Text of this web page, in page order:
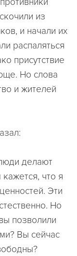
из
и начали их
распаляться
присутствие
Но слова
и жителей
делают
что я
Эти
Но
позволили
Вы сейчас